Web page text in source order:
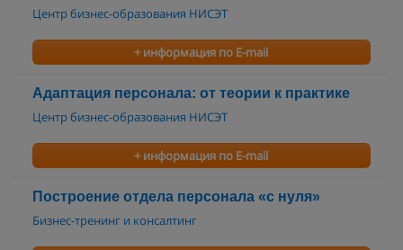
Центр бизнес-образования НИСЭТ
+ информация по E-mail
Адаптация персонала: от теории к практике
Центр бизнес-образования НИСЭТ
+ информация по E-mail
Построение отдела персонала «с нуля»
Бизнес-тренинг и консалтинг